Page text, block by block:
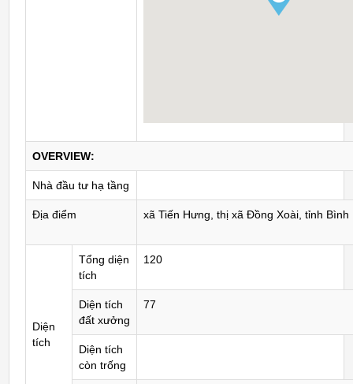
OVERVIEW:
Nhà đầu tư hạ tầng
Địa điểm xã Tiến Hưng, thị xã Đồng Xoài, tỉnh Bình
Diện
tích
Tổng diện
tích
120
Diện tích
đất xưởng
77
Diện tích
còn trống